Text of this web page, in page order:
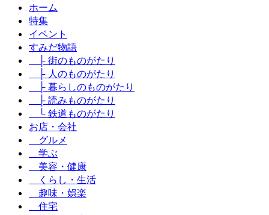
ホーム
特集
イベント
すみだ物語
├ 街のものがたり
├ 人のものがたり
├ 暮らしのものがたり
├ 読みものがたり
└ 鉄道ものがたり
お店・会社
グルメ
学ぶ
美容・健康
くらし・生活
趣味・娯楽
住宅